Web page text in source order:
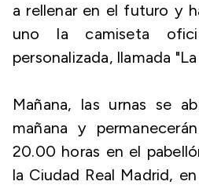
a rellenar en el futuro y
uno la camiseta
personalizada, llamada
Mañana, las urnas se
mañana y
20.00 horas en el
la Ciudad Real Madrid,